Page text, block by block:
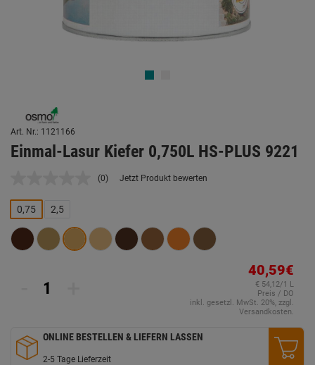
Art. Nr.: 1121166
Einmal-Lasur Kiefer 0,750L HS-PLUS 9221
Kein
derselben
Seite.
(0) Jetzt Produkt bewerten
0,75 2,5
40,59€
€ 54,12/1 L
Preis / DO
inkl. gesetzl. MwSt. 20%, zzgl.
Versandkosten.
ONLINE BESTELLEN & LIEFERN LASSEN
2-5 Tage Lieferzeit